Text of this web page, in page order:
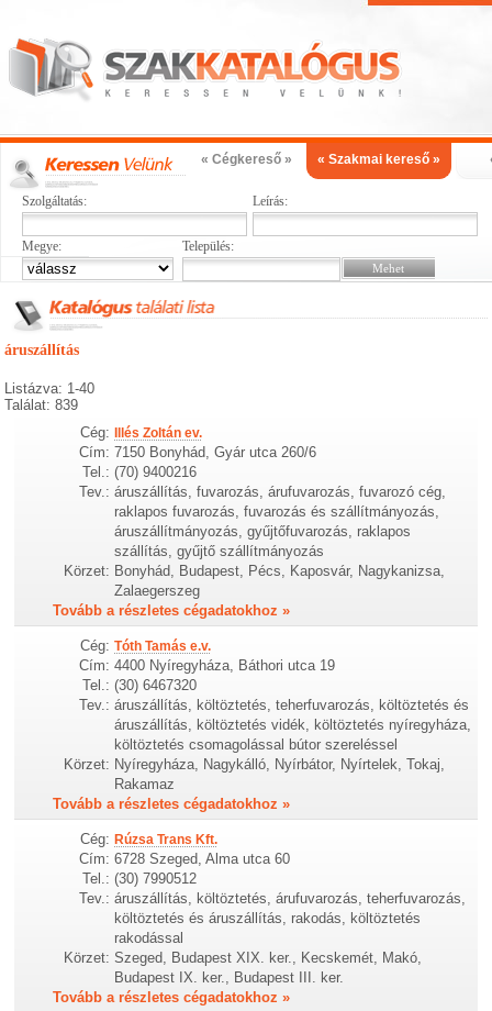
« Cégkereső » « Szakmai kereső »
Szolgáltatás: Leírás:
Megye: Település:
áruszállítás
Listázva: 1-40
Találat: 839
Cég: Illés Zoltán ev.
Cím: 7150 Bonyhád, Gyár utca 260/6
Tel.: (70) 9400216
Tev.: áruszállítás, fuvarozás, árufuvarozás, fuvarozó cég,
raklapos fuvarozás, fuvarozás és szállítmányozás,
áruszállítmányozás, gyűjtőfuvarozás, raklapos
szállítás, gyűjtő szállítmányozás
Körzet: Bonyhád, Budapest, Pécs, Kaposvár, Nagykanizsa,
Zalaegerszeg
Tovább a részletes cégadatokhoz »
Cég: Tóth Tamás e.v.
Cím: 4400 Nyíregyháza, Báthori utca 19
Tel.: (30) 6467320
Tev.: áruszállítás, költöztetés, teherfuvarozás, költöztetés és
áruszállítás, költöztetés vidék, költöztetés nyíregyháza,
költöztetés csomagolással bútor szereléssel
Körzet: Nyíregyháza, Nagykálló, Nyírbátor, Nyírtelek, Tokaj,
Rakamaz
Tovább a részletes cégadatokhoz »
Cég: Rúzsa Trans Kft.
Cím: 6728 Szeged, Alma utca 60
Tel.: (30) 7990512
Tev.: áruszállítás, költöztetés, árufuvarozás, teherfuvarozás,
költöztetés és áruszállítás, rakodás, költöztetés
rakodással
Körzet: Szeged, Budapest XIX. ker., Kecskemét, Makó,
Budapest IX. ker., Budapest III. ker.
Tovább a részletes cégadatokhoz »